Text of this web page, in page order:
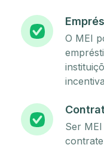
O MEI
Ser